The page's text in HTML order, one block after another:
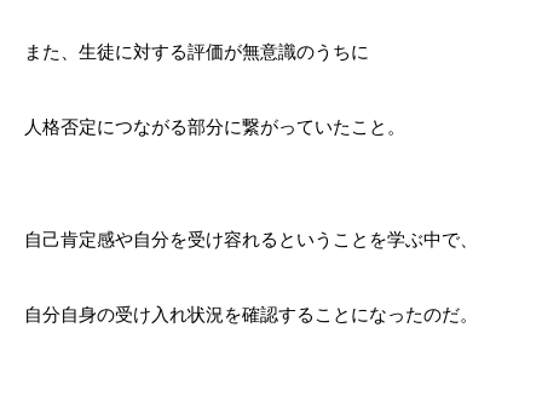
また、生徒に対する評価が無意識のうちに
人格否定につながる部分に繋がっていたこと。
自己肯定感や自分を受け容れるということを学ぶ中で、
自分自身の受け入れ状況を確認することになったのだ。